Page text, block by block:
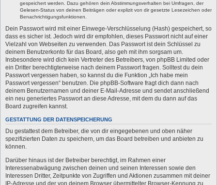
gespeichert werden. Dazu gehören dein Abstimmungsverhalten bei Umfragen, der
Gelesen-Status von deinen Beiträgen oder explizit von dir gesetzte Lesezeichen oder
Benachrichtigungsfunktionen.
Dein Passwort wird mit einer Einwege-Verschlüsselung (Hash) gespeichert, so
dass es sicher ist. Jedoch wird dir empfohlen, dieses Passwort nicht auf einer
Vielzahl von Webseiten zu verwenden. Das Passwort ist dein Schlüssel zu
deinem Benutzerkonto für das Board, also geh mit ihm sorgsam um.
Insbesondere wird dich kein Vertreter des Betreibers, von phpBB Limited oder
ein Dritter berechtigterweise nach deinem Passwort fragen. Solltest du dein
Passwort vergessen haben, so kannst du die Funktion „Ich habe mein
Passwort vergessen“ benutzen. Die phpBB-Software fragt dich dann nach
deinem Benutzernamen und deiner E-Mail-Adresse und sendet anschließend
ein neu generiertes Passwort an diese Adresse, mit dem du dann auf das
Board zugreifen kannst.
GESTATTUNG DER DATENSPEICHERUNG
Du gestattest dem Betreiber, die von dir eingegebenen und oben näher
spezifizierten Daten zu speichern, um das Board betreiben und anbieten zu
können.
Darüber hinaus ist der Betreiber berechtigt, im Rahmen einer
Interessenabwägung zwischen deinen und seinen Interessen sowie den
Interessen Dritter, Zeitpunkte von Zugriffen und Aktionen zusammen mit deiner
IP-Adresse und der von deinem Browser übermittelter Browser-Kennung zu